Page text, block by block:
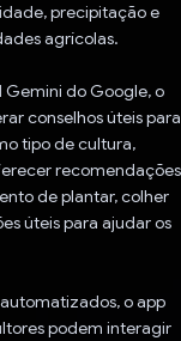
precipitação e
agrícolas.
Gemini do Google, o
conselhos úteis para
tipo de cultura,
recomendações
de plantar, colher
úteis para ajudar os
o app
podem interagir